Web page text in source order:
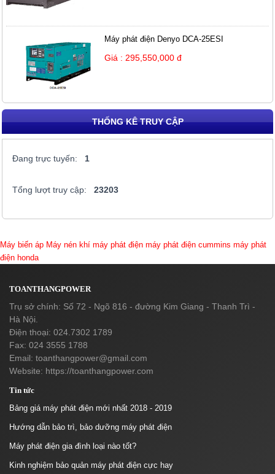
Máy phát điện Denyo DCA-25ESI
Giá : 295,550,000 đ
THỐNG KÊ TRUY CẬP
Đang trực tuyến: 1
Tổng lượt truy cập: 23203
Máy biến áp Máy nén khí máy phát điện máy phát điện cummins máy phát
điện honda
TOANTHANGPOWER
Trụ sở chính: Số 72 - Ngõ 816 - đường Kim Giang - Thanh Trì -
Hà Nội.
Điện thoại: 024.7302 1789
Fax: 024 3555 1788
Email: toanthangpower@gmail.com
Website: https://toanthangpower.com
Tin tức
Bảng giá máy phát điện mới nhất 2018 - 2019
Hướng dẫn bảo trì, bảo dưỡng máy phát điện
Máy phát điện gia đình loại nào tốt?
Kinh nghiệm bảo quản máy phát điện cực hay